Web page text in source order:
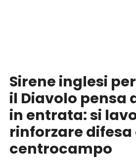
Sirene inglesi
il Diavolo pensa
in entrata: si
rinforzare difesa
centrocampo